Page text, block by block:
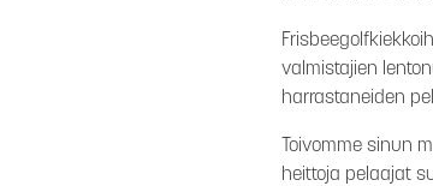
valmistajien
harrastaneiden
Toivomme sinun
heittoja pelaajat